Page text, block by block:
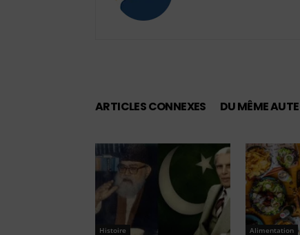
ARTICLES CONNEXES DU MÊME
Histoire Alimentation